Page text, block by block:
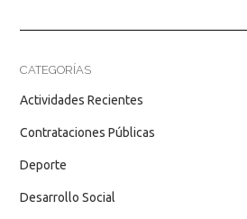
CATEGORÍAS
Actividades Recientes
Contrataciones Públicas
Deporte
Desarrollo Social